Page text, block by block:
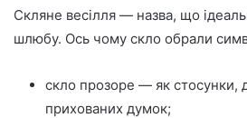
Скляне весілля — назва, що
шлюбу. Ось чому скло обрали
скло прозоре — як стосунки,
прихованих думок;